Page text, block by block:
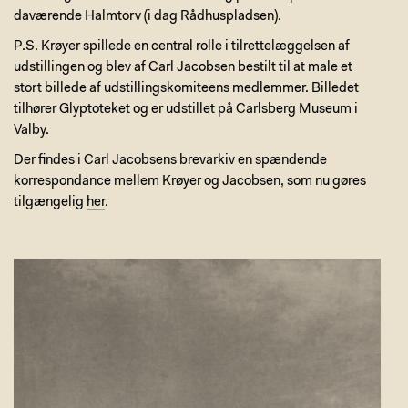
daværende Halmtorv (i dag Rådhuspladsen).
P.S. Krøyer spillede en central rolle i tilrettelæggelsen af
udstillingen og blev af Carl Jacobsen bestilt til at male et
stort billede af udstillingskomiteens medlemmer. Billedet
tilhører Glyptoteket og er udstillet på Carlsberg Museum i
Valby.
Der findes i Carl Jacobsens brevarkiv en spændende
korrespondance mellem Krøyer og Jacobsen, som nu gøres
tilgængelig her.